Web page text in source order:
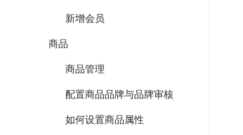
新增会员
商品
商品管理
配置商品品牌与品牌审核
如何设置商品属性